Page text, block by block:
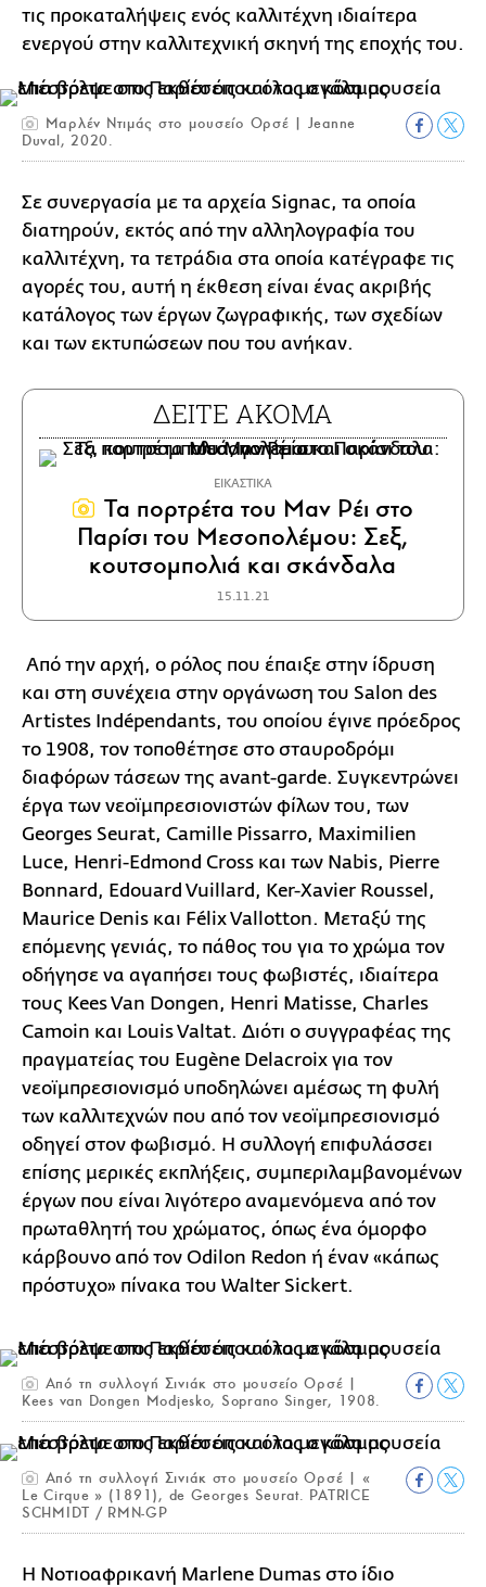
τις προκαταλήψεις ενός καλλιτέχνη ιδιαίτερα
ενεργού στην καλλιτεχνική σκηνή της εποχής του.
Μαρλέν Ντιμάς στο μουσείο Ορσέ | Jeanne
Duval, 2020.
Σε συνεργασία με τα αρχεία Signac, τα οποία
διατηρούν, εκτός από την αλληλογραφία του
καλλιτέχνη, τα τετράδια στα οποία κατέγραφε τις
αγορές του, αυτή η έκθεση είναι ένας ακριβής
κατάλογος των έργων ζωγραφικής, των σχεδίων
και των εκτυπώσεων που του ανήκαν.
ΔΕΙΤΕ ΑΚΟΜΑ
ΕΙΚΑΣΤΙΚΑ
Τα πορτρέτα του Μαν Ρέι στο
Παρίσι του Μεσοπολέμου: Σεξ,
κουτσομπολιά και σκάνδαλα
15.11.21
Από την αρχή, ο ρόλος που έπαιξε στην ίδρυση
και στη συνέχεια στην οργάνωση του Salon des
Artistes Indépendants, του οποίου έγινε πρόεδρος
το 1908, τον τοποθέτησε στο σταυροδρόμι
διαφόρων τάσεων της avant-garde. Συγκεντρώνει
έργα των νεοϊμπρεσιονιστών φίλων του, των
Georges Seurat, Camille Pissarro, Maximilien
Luce, Henri-Edmond Cross και των Nabis, Pierre
Bonnard, Edouard Vuillard, Ker-Xavier Roussel,
Maurice Denis και Félix Vallotton. Μεταξύ της
επόμενης γενιάς, το πάθος του για το χρώμα τον
οδήγησε να αγαπήσει τους φωβιστές, ιδιαίτερα
τους Kees Van Dongen, Henri Matisse, Charles
Camoin και Louis Valtat. Διότι ο συγγραφέας της
πραγματείας του Eugène Delacroix για τον
νεοϊμπρεσιονισμό υποδηλώνει αμέσως τη φυλή
των καλλιτεχνών που από τον νεοϊμπρεσιονισμό
οδηγεί στον φωβισμό. Η συλλογή επιφυλάσσει
επίσης μερικές εκπλήξεις, συμπεριλαμβανομένων
έργων που είναι λιγότερο αναμενόμενα από τον
πρωταθλητή του χρώματος, όπως ένα όμορφο
κάρβουνο από τον Odilon Redon ή έναν «κάπως
πρόστυχο» πίνακα του Walter Sickert.
Από τη συλλογή Σινιάκ στο μουσείο Ορσέ |
Kees van Dongen Modjesko, Soprano Singer, 1908.
Από τη συλλογή Σινιάκ στο μουσείο Ορσέ | «
Le Cirque » (1891), de Georges Seurat. PATRICE
SCHMIDT / RMN-GP
H Νοτιοαφρικανή Marlene Dumas στο ίδιο